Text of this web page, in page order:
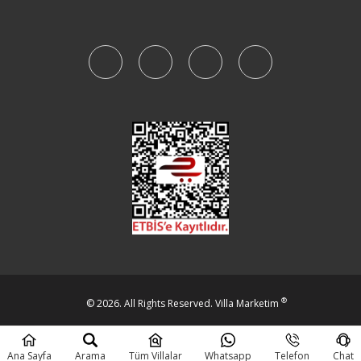
© 2026. All Rights Reserved. Villa Marketim ®
Beta IT Solutions
Ana Sayfa
Arama Tüm Villalar Whatsapp Telefon Chat